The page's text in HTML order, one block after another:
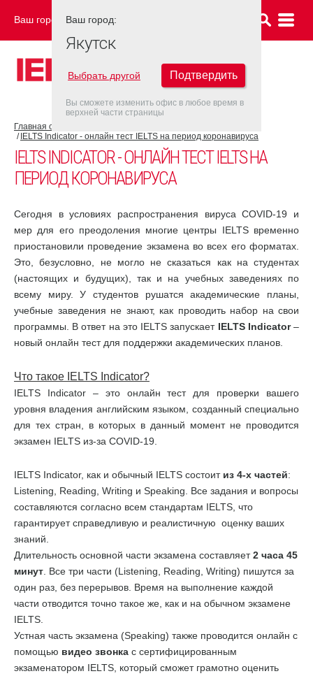
Ваш город: ЯКУТСК
Главная страница
IELTS Indicator - онлайн тест IELTS на период коронавируса
IELTS INDICATOR - ОНЛАЙН ТЕСТ IELTS НА
ПЕРИОД КОРОНАВИРУСА
Сегодня в условиях распространения вируса COVID-19 и
мер для его преодоления многие центры IELTS временно
приостановили проведение экзамена во всех его форматах.
Это, безусловно, не могло не сказаться как на студентах
(настоящих и будущих), так и на учебных заведениях по
всему миру. У студентов рушатся академические планы,
учебные заведения не знают, как проводить набор на свои
программы. В ответ на это IELTS запускает IELTS Indicator–
новый онлайн тест для поддержки академических планов.
Что такое IELTS Indicator?
IELTS Indicator – это онлайн тест для проверки вашего
уровня владения английским языком, созданный специально
для тех стран, в которых в данный момент не проводится
экзамен IELTS из-за COVID-19.
IELTS Indicator, как и обычный IELTS состоит из 4-х частей:
Listening, Reading, Writing и Speaking. Все задания и вопросы
составляются согласно всем стандартам IELTS, что
гарантирует справедливую и реалистичную оценку ваших
знаний.
Длительность основной части экзамена составляет2 часа 45
минут . Все три части (Listening, Reading, Writing) пишутся за
один раз, без перерывов. Время на выполнение каждой
части отводится точно такое же, как и на обычном экзамене
IELTS.
Устная часть экзамена (Speaking) также проводится онлайн с
помощью видео звонка с сертифицированным
экзаменатором IELTS, который сможет грамотно оценить
Ваш город:
Якутск
Выбрать другой Подтвердить
Вы сможете изменить офис в любое время в
верхней части страницы